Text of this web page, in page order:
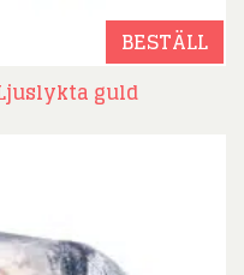
BESTÄLL
guld